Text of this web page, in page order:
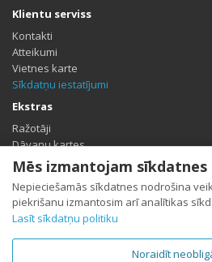
Klientu serviss
Kontakti
Atteikumi
Vietnes karte
Sīkdatņu iestatījumi
Ekstras
Ražotāji
Dāvanu kartes
Partneris
Īpašais piedāvājums
Profils
Profils
Pasūtījumu vēsture
Mēs izmantojam sīkdatnes
Nepieciešamās sīkdatnes nodrošina
piekrišanu izmantosim arī analītikas
Lasīt sīkdatņu politiku
Noraidīt